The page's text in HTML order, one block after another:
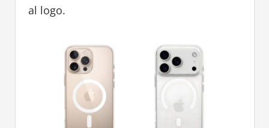
al logo.